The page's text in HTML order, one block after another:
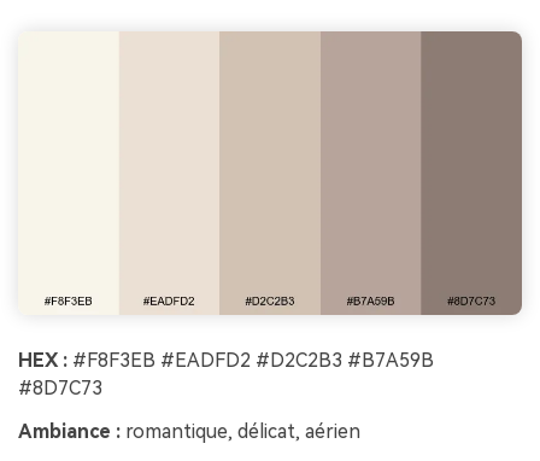
HEX : #F8F3EB #EADFD2 #D2C2B3 #B7A59B
#8D7C73
Ambiance : romantique, délicat, aérien